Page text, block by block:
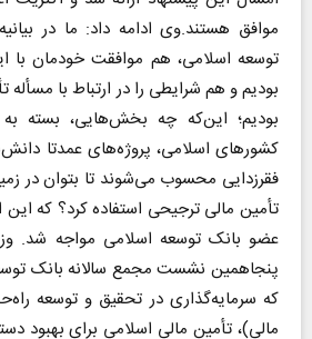
موافق هستند.وی ادامه داد: ما در
توسعه اسلامی، هم موافقت خودمان با
بودیم و هم شرایطی را در ارتباط با مسأله
بودیم؛ این‌که چه بخش‌هایی، بسته
کشورهای اسلامی، پروژه‌های عمدتا
فقرزدایی محسوب می‌شوند تا بتوان در
عضو بانک توسعه اسلامی مواجه شد.
پنجاهمین نشست مجمع سالانه بانک
که سرمایه‌گذاری در تحقیق و توسعه
مالی)، تأمین مالی اسلامی برای بهبود